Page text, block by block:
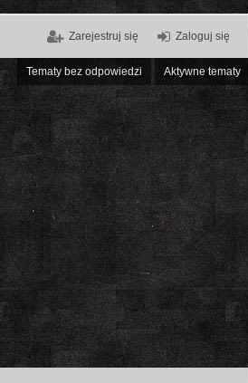
Zaloguj się
Zarejestruj się
Tematy bez odpowiedzi Aktywne tematy